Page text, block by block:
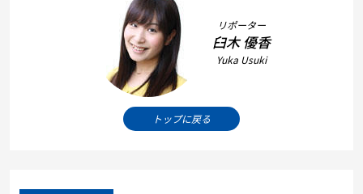
リポーター
臼木 優香
Yuka Usuki
トップに戻る